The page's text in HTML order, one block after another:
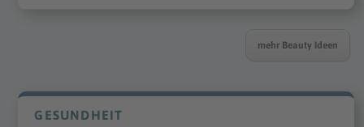
mehr Beauty Ideen
GESUNDHEIT